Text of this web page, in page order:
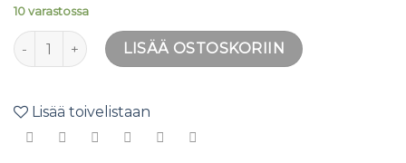
10 varastossa
SEB MAN The Dandy Pomeda 75ml määrä
LISÄÄ OSTOSKORIIN
Lisää toivelistaan